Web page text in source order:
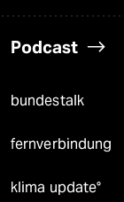
Podcast
bundestalk
fernverbindung
klima update°